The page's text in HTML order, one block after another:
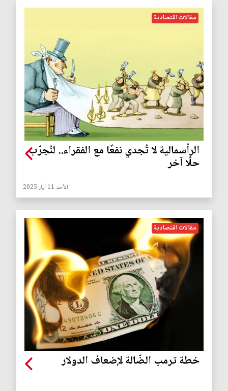
مقالات اقتصادية
الرأسمالية لا تُجدي نفعًا مع الفقراء.. لنُجرّب
حلًا آخر
الأحد 11 آيار 2025
مقالات اقتصادية
خطة ترمب الضّالة لإضعاف الدولار